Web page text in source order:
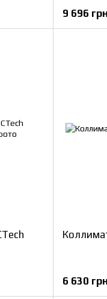
9 696 грн
6 630 грн